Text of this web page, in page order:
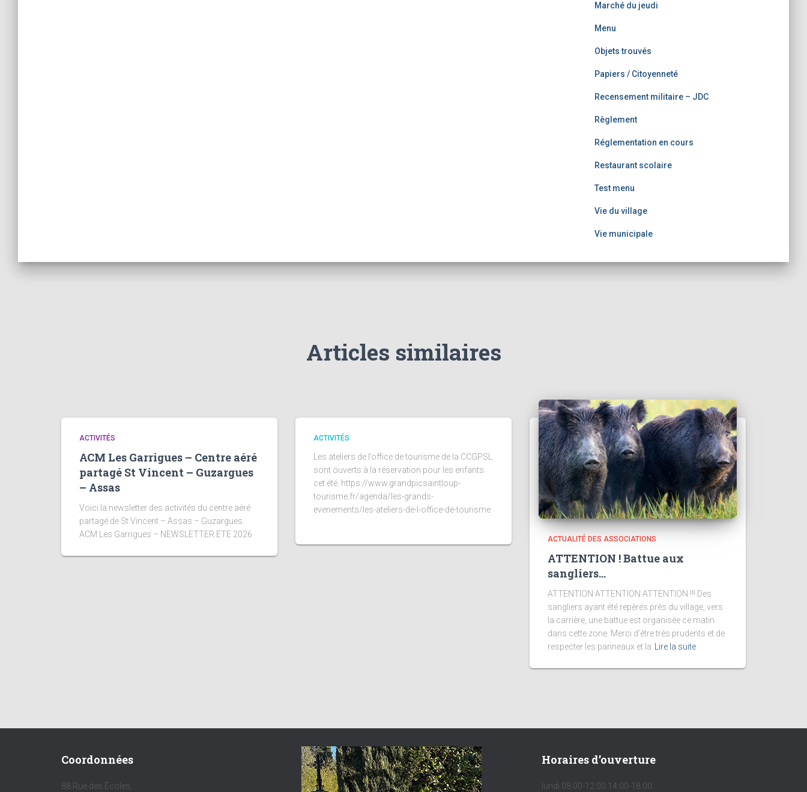
Marché du jeudi
Menu
Objets trouvés
Papiers / Citoyenneté
Recensement militaire – JDC
Règlement
Réglementation en cours
Restaurant scolaire
Test menu
Vie du village
Vie municipale
Articles similaires
ACTIVITÉS
ACM Les Garrigues – Centre aéré
partagé St Vincent – Guzargues
– Assas
Voici la newsletter des activités du centre aéré
partagé de St Vincent – Assas – Guzargues.
ACM Les Garrigues – NEWSLETTER ETE 2026
ACTIVITÉS
Les ateliers de l’office de tourisme de la CCGPSL
sont ouverts à la réservation pour les enfants
cet été. https://www.grandpicsaintloup-
tourisme.fr/agenda/les-grands-
evenements/les-ateliers-de-l-office-de-tourisme
ACTUALITÉ DES ASSOCIATIONS
ATTENTION ! Battue aux
sangliers…
ATTENTION ATTENTION ATTENTION !!! Des
sangliers ayant été repérés près du village, vers
la carrière, une battue est organisée ce matin
dans cette zone. Merci d’être très prudents et de
respecter les panneaux et la
Lire la suite
Coordonnées
88 Rue des Écoles,
Horaires d’ouverture
lundi 08:00-12:00 14:00-18:00